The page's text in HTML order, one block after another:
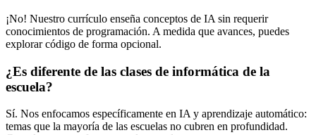
¡No! Nuestro currículo enseña conceptos de IA sin requerir
conocimientos de programación. A medida que avances, puedes
explorar código de forma opcional.
¿Es diferente de las clases de informática de la
escuela?
Sí. Nos enfocamos específicamente en IA y aprendizaje automático:
temas que la mayoría de las escuelas no cubren en profundidad.